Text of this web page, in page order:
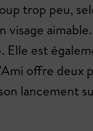
trop peu,
est
offre deux
lancement